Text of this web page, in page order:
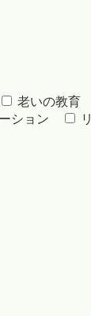
老いの教育
ション